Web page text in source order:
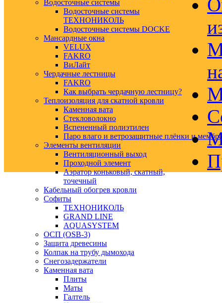
Водосточные системы
Водосточные системы
ТЕХНОНИКОЛЬ
Водосточные системы DOCKE
Мансардные окна
VELUX
FAKRO
ВиЛайт
Чердачные лестницы
FAKRO
Как выбрать чердачную лестницу?
Теплоизоляция для скатной кровли
Каменная вата
Стекловолокно
Вспененный полиэтилен
Паро влаго и ветрозащитные плёнки и
Элементы вентиляции
Вентиляционный выход
Проходной элемент
Аэратор коньковый, скатный,
точечный
Кабельный обогрев кровли
Софиты
ТЕХНОНИКОЛЬ
GRAND LINE
AQUASYSTEM
ОСП (OSB-3)
Защита древесины
Колпак на трубу дымохода
Снегозадержатели
Каменная вата
Плиты
Маты
Галтель